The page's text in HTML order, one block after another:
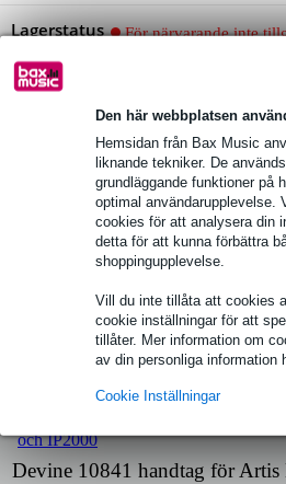
Den här webbplatsen
Hemsidan från Bax Music
liknande tekniker. De
grundläggande funktioner på
optimal användarupplevelse.
cookies för att analysera din
detta för att kunna förbättra
shoppingupplevelse.
Vill du inte tillåta att cookies
cookie inställningar för att
tillåter. Mer information om
av din personliga information
Cookie Inställningar
Lagerstatus För närvarande inte
Över 48 000 artiklar i lager
1 250 ledande varumärken
Produktinformation
Devine 10841 handtag för Artis